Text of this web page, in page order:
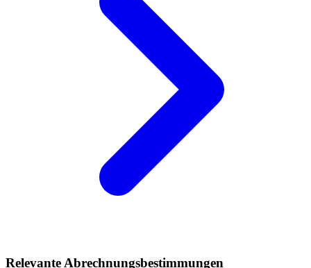
Relevante Abrechnungsbestimmungen